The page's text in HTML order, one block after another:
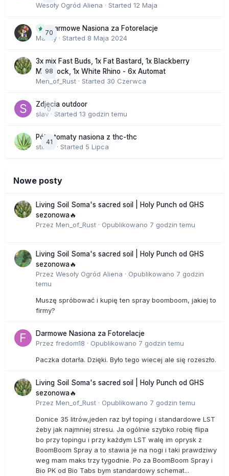
Wesoły Ogród Aliena · Started 12 Maja
70
Darmowe Nasiona za Fotorelacje
Macky · Started 8 Maja 2024
98
3x mix Fast Buds, 1x Fat Bastard, 1x Blackberry
Moonrock, 1x White Rhino - 6x Automat
Men_of_Rust · Started 30 Czerwca
0
Zdjecia outdoor
slav· Started 13 godzin temu
41
Półautomaty nasiona z thc-thc
stix33
· Started 5 Lipca
Nowe posty
Living Soil Soma's sacred soil | Holy Punch od GHS
sezonowa🔥
Przez Men_of_Rust · Opublikowano 7 godzin temu
Living Soil Soma's sacred soil | Holy Punch od GHS
sezonowa🔥
Przez Wesoły Ogród Aliena · Opublikowano 7 godzin
temu
Muszę spróbować i kupię ten spray boomboom, jakiej to
firmy?
Darmowe Nasiona za Fotorelacje
Przez fredom18 · Opublikowano 7 godzin temu
Paczka dotarła. Dzięki. Było tego wiecej ale się rozeszło.
Living Soil Soma's sacred soil | Holy Punch od GHS
sezonowa🔥
Przez Men_of_Rust · Opublikowano 7 godzin temu
Donice 35 litrów,jeden raz był toping i standardowe LST
żeby jak najmniej stresu. Ja ogólnie szybko robię flipa
bo przy topingu i przy każdym LST walę im oprysk z
BoomBoom Spray a to stawia je na nogi i taki prawdziwy
weg mam maks trzy tygodnie. Po za BoomBoom Spray i
Bio PK od Bio Tabs bym standardowy schemat...